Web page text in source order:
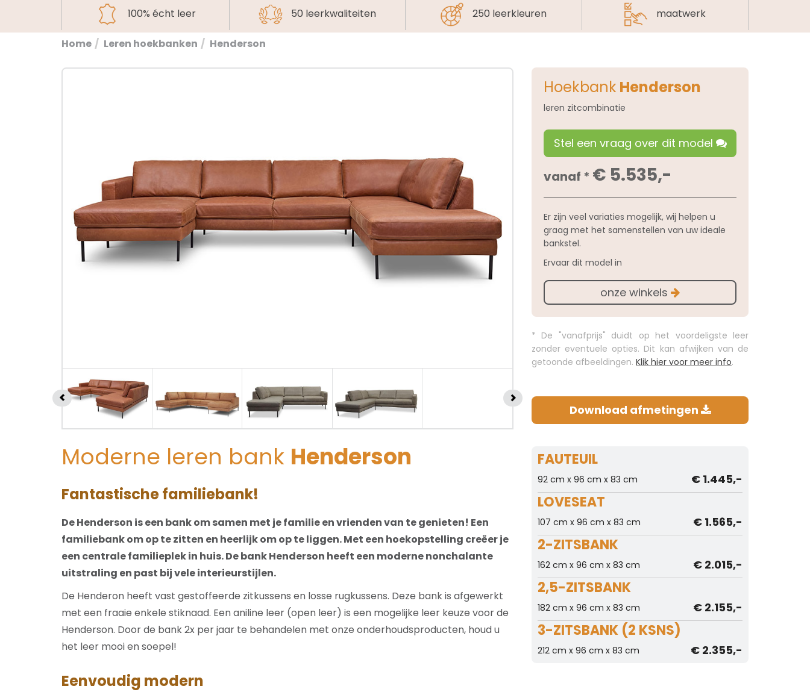
100% écht leer 50 leerkwaliteiten 250 leerkleuren maatwerk
Home Leren hoekbanken Henderson
Hoekbank Henderson
leren zitcombinatie
Stel een vraag over dit model
vanaf * € 5.535,-
Er zijn veel variaties mogelijk, wij helpen u
graag met het samenstellen van uw ideale
bankstel.
Ervaar dit model in
onze winkels
* De "vanafprijs" duidt op het voordeligste leer
zonder eventuele opties. Dit kan afwijken van de
getoonde afbeeldingen. Klik hier voor meer info.
Download afmetingen
Moderne leren bank Henderson
Fantastische familiebank!
De Henderson is een bank om samen met je familie en vrienden van te genieten! Een
familiebank om op te zitten en heerlijk om op te liggen. Met een hoekopstelling creëer je
een centrale familieplek in huis. De bank Henderson heeft een moderne nonchalante
uitstraling en past bij vele interieurstijlen.
De Henderon heeft vast gestoffeerde zitkussens en losse rugkussens. Deze bank is afgewerkt
met een fraaie enkele stiknaad. Een aniline leer (open leer) is een mogelijke leer keuze voor de
Henderson. Door de bank 2x per jaar te behandelen met onze onderhoudsproducten, houd u
het leer mooi en soepel!
Eenvoudig modern
FAUTEUIL
92 cm x 96 cm x 83 cm € 1.445,-
LOVESEAT
107 cm x 96 cm x 83 cm € 1.565,-
2-ZITSBANK
162 cm x 96 cm x 83 cm € 2.015,-
2,5-ZITSBANK
182 cm x 96 cm x 83 cm € 2.155,-
3-ZITSBANK (2 KSNS)
212 cm x 96 cm x 83 cm € 2.355,-